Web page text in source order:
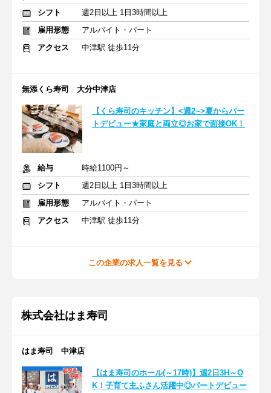
シフト
週2日以上 1日3時間以上
雇用形態
アルバイト・パート
アクセス
中津駅 徒歩11分
無添くら寿司 大分中津店
【くら寿司のキッチン】<週2~>夏からパー
トデビュー★家庭と両立◎お家で面接OK！
給与
時給1100円～
シフト
週2日以上 1日3時間以上
雇用形態
アルバイト・パート
アクセス
中津駅 徒歩11分
この企業の求人一覧を見る
株式会社はま寿司
はま寿司 中津店
【はま寿司のホール(～17時)】週2日3H～O
K！子育て主ふさん活躍中◎パートデビュー